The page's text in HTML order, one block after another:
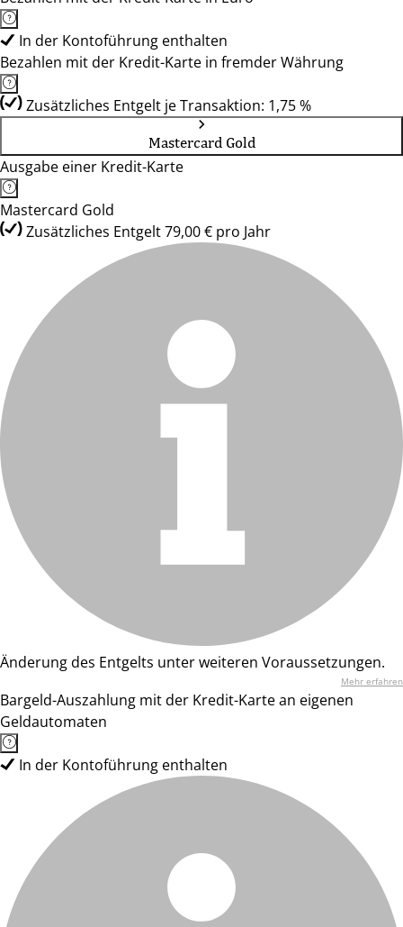
In der Kontoführung enthalten
Bezahlen mit der Kredit-Karte in fremder Währung
Zusätzliches Entgelt je Transaktion: 1,75 %
Mastercard Gold
Ausgabe einer Kredit-Karte
Mastercard Gold
Zusätzliches Entgelt 79,00 € pro Jahr
Änderung des Entgelts unter weiteren Voraussetzungen.
Mehr erfahren
Bargeld-Auszahlung mit der Kredit-Karte an eigenen
Geldautomaten
In der Kontoführung enthalten